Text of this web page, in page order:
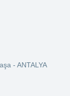
- ANTALYA